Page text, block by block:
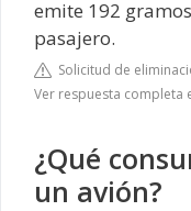
emite 192
pasajero.
Solicitud de
Ver respuesta completa
¿Qué
un avión?